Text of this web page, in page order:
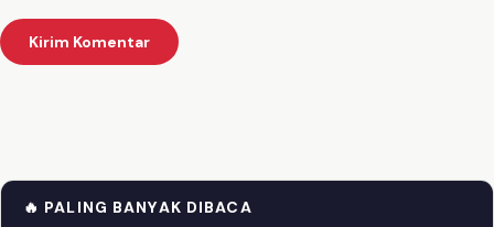
🔥 PALING BANYAK DIBACA